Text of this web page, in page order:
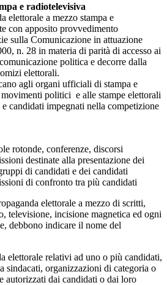
e radiotelevisiva
elettorale a mezzo stampa e
con apposito provvedimento
sulla Comunicazione in attuazione
n. 28 in materia di parità di accesso ai
politica e decorre dalla
elettorali.
agli organi ufficiali di stampa e
politici e alle stampe elettorali
candidati impegnati nella competizione
rotonde, conferenze, discorsi
destinate alla presentazione dei
di candidati e dei candidati
di confronto tra più candidati
elettorale a mezzo di scritti,
televisione, incisione magnetica ed ogni
debbono indicare il nome del
elettorale relativi ad uno o più candidati,
sindacati, organizzazioni di categoria o
autorizzati dai candidati o dai loro